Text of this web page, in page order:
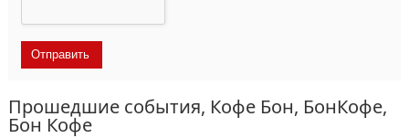
Прошедшие события, Кофе Бон, БонКофе,
Бон Кофе